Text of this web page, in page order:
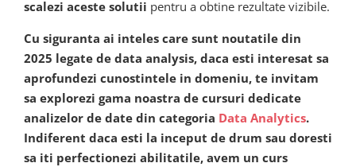
scalezi aceste solutii pentru a obtine rezultate vizibile.
Cu siguranta ai inteles care sunt noutatile din
2025 legate de data analysis, daca esti interesat sa
aprofundezi cunostintele in domeniu, te invitam
sa explorezi gama noastra de cursuri dedicate
analizelor de date din categoria Data Analytics.
Indiferent daca esti la inceput de drum sau doresti
sa iti perfectionezi abilitatile, avem un curs